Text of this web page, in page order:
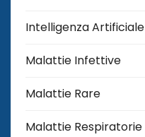
Intelligenza Artificiale
Malattie Infettive
Malattie Rare
Malattie Respiratorie